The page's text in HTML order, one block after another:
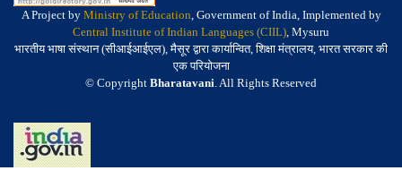
A Project by Ministry of Education, Government of India, Implemented by
Central Institute of Indian Languages (CIIL), Mysuru
भारतीय भाषा संस्थान (सीआईआईएल), मैसूर द्वारा कार्यान्वित, शिक्षा मंत्रालय, भारत सरकार की
एक परियोजना
© Copyright Bharatavani. All Rights Reserved